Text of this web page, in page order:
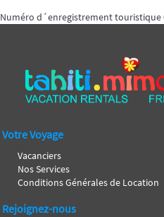
Numéro d´enregistrement touristique
Votre Voyage
Vacanciers
Nos Services
Conditions Générales de Location
Rejoignez-nous